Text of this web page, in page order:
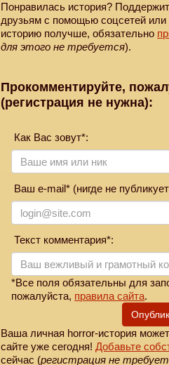
Понравилась история?
друзьям с помощью соцсетей
историю получше, обязательно
для этого не требуется).
Прокомментируйте,
(регистрация не нужна):
Как Вас зовут*:
Ваш e-mail* (нигде не
Текст комментария*:
*Все поля обязательны для
пожалуйста, правила сайта.
Ваша личная horror-история
сайте уже сегодня!Добавьте
сейчас (регистрация не